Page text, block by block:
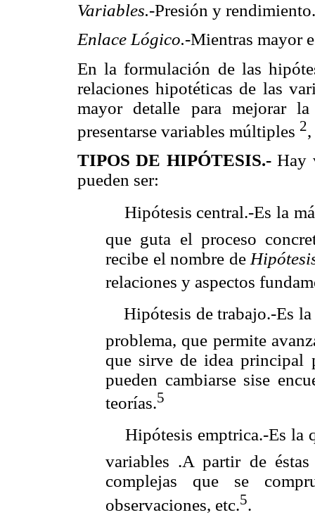
Variables.-Presión y rendimiento.
Enlace Lógico.-Mientras mayor
En la formulación de las
relaciones hipotéticas de las
mayor detalle para mejorar
presentarse variables múltiples 2,
TIPOS DE HIPÓTESIS.-Hay
pueden ser:
 Hipótesis central.-Es la
que guta el proceso
recibe el nombre de
relaciones y aspectos
 Hipótesis de trabajo.-Es
problema, que permite
que sirve de idea principal
pueden cambiarse sise
teorías.5
 Hipótesis emptrica.-Es la
variables .A partir de
complejas que se
observaciones, etc.5.